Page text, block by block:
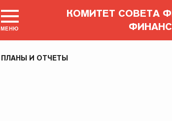
МЕНЮ
КОМИТЕТ СОВЕТА
ПЛАНЫ И ОТЧЕТЫ